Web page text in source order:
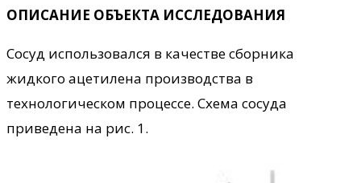
ОПИСАНИЕ ОБЪЕКТА ИССЛЕДОВАНИЯ
Сосуд использовался в качестве сборника
жидкого ацетилена производства в
технологическом процессе. Схема сосуда
приведена на рис. 1.